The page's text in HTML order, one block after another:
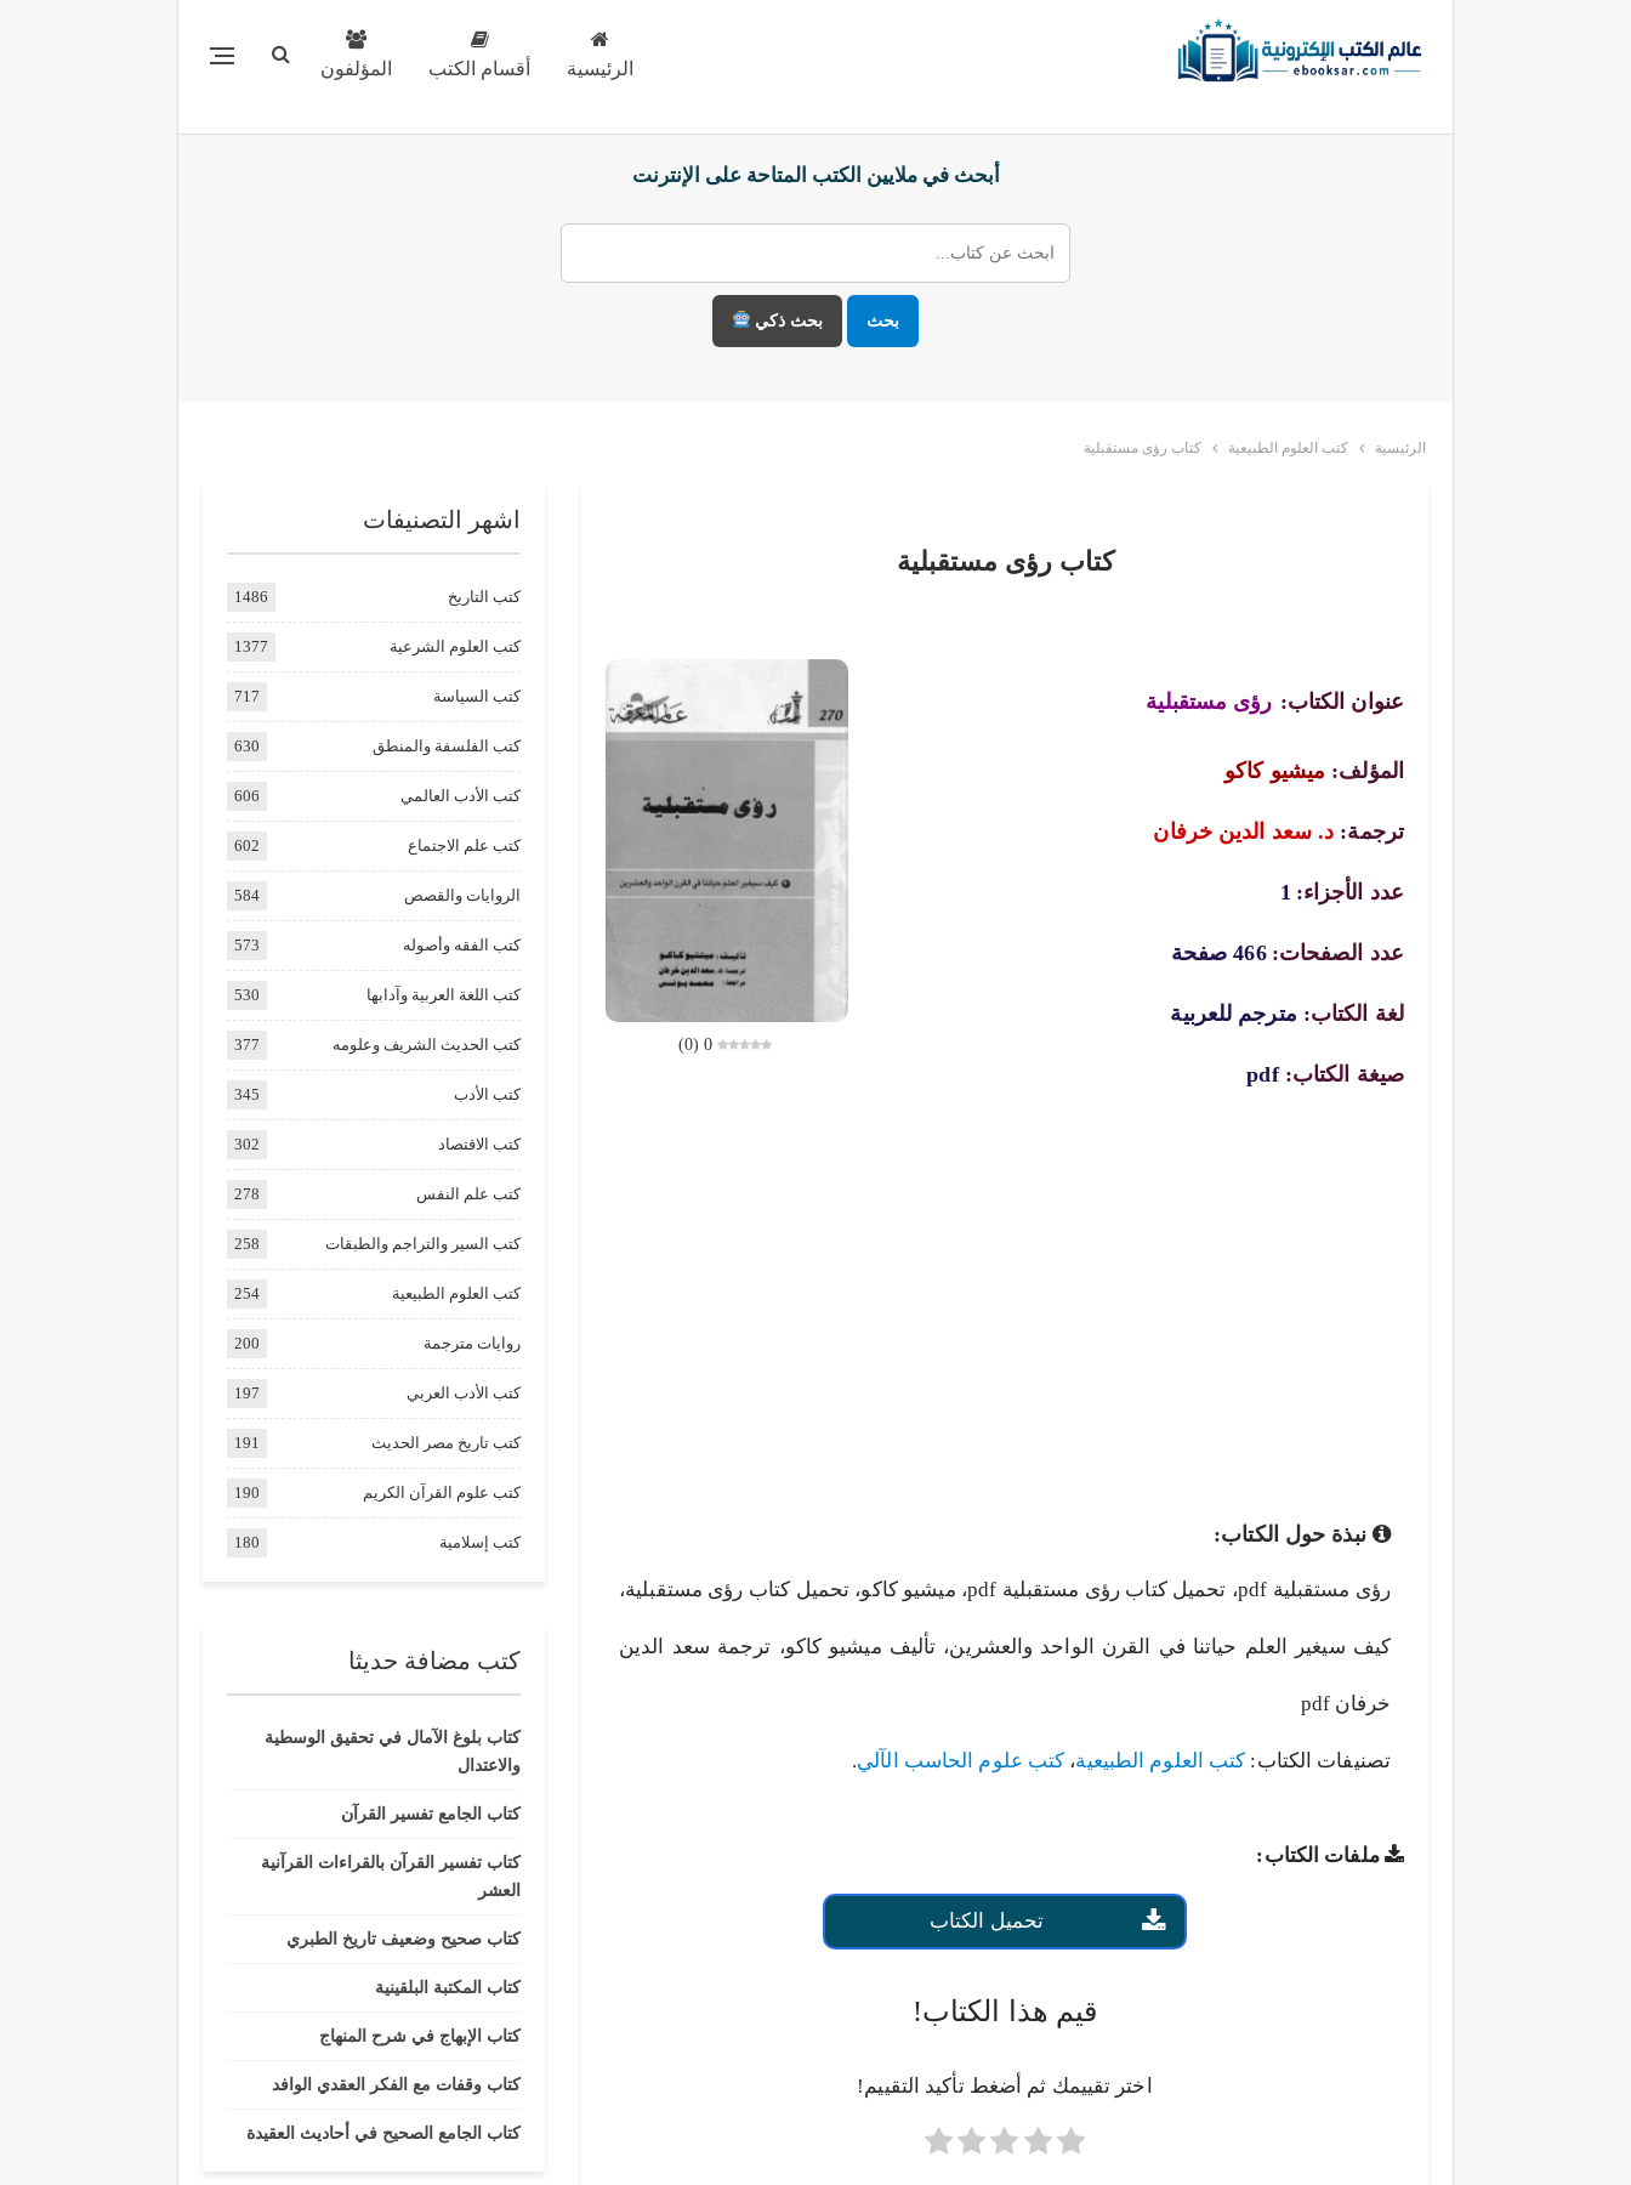
الرئيسية أقسام الكتب المؤلفون
أبحث في ملايين الكتب المتاحة على الإنترنت
بحث بحث ذكي
الرئيسية كتب العلوم الطبيعية كتاب رؤى مستقبلية
كتاب رؤى مستقبلية
0
(
0
)
عنوان الكتاب: رؤى مستقبلية
المؤلف: ميشيو كاكو
ترجمة: د. سعد الدين خرفان
عدد الأجزاء: 1
عدد الصفحات: 466 صفحة
لغة الكتاب: مترجم للعربية
صيغة الكتاب: pdf
نبذة حول الكتاب:
رؤى مستقبلية pdf، تحميل كتاب رؤى مستقبلية pdf، ميشيو كاكو، تحميل كتاب رؤى مستقبلية،
كيف سيغير العلم حياتنا في القرن الواحد والعشرين، تأليف ميشيو كاكو، ترجمة سعد الدين
خرفان pdf
تصنيفات الكتاب: كتب العلوم الطبيعية، كتب علوم الحاسب الآلي.
ملفات الكتاب:
تحميل الكتاب
قيم هذا الكتاب!
اختر تقييمك ثم أضغط تأكيد التقييم!
اشهر التصنيفات
كتب التاريخ 1486
كتب العلوم الشرعية 1377
كتب السياسة 717
كتب الفلسفة والمنطق 630
كتب الأدب العالمي 606
كتب علم الاجتماع 602
الروايات والقصص 584
كتب الفقه وأصوله 573
كتب اللغة العربية وآدابها 530
كتب الحديث الشريف وعلومه 377
كتب الأدب 345
كتب الاقتصاد 302
كتب علم النفس 278
كتب السير والتراجم والطبقات 258
كتب العلوم الطبيعية 254
روايات مترجمة 200
كتب الأدب العربي 197
كتب تاريخ مصر الحديث 191
كتب علوم القرآن الكريم 190
كتب إسلامية 180
كتب مضافة حديثا
كتاب بلوغ الآمال في تحقيق الوسطية
والاعتدال
كتاب الجامع تفسير القرآن
كتاب تفسير القرآن بالقراءات القرآنية
العشر
كتاب صحيح وضعيف تاريخ الطبري
كتاب المكتبة البلقينية
كتاب الإبهاج في شرح المنهاج
كتاب وقفات مع الفكر العقدي الوافد
كتاب الجامع الصحيح في أحاديث العقيدة